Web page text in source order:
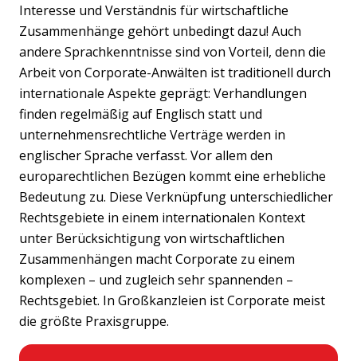
Interesse und Verständnis für wirtschaftliche
Zusammenhänge gehört unbedingt dazu! Auch
andere Sprachkenntnisse sind von Vorteil, denn die
Arbeit von Corporate-Anwälten ist traditionell durch
internationale Aspekte geprägt: Verhandlungen
finden regelmäßig auf Englisch statt und
unternehmensrechtliche Verträge werden in
englischer Sprache verfasst. Vor allem den
europarechtlichen Bezügen kommt eine erhebliche
Bedeutung zu. Diese Verknüpfung unterschiedlicher
Rechtsgebiete in einem internationalen Kontext
unter Berücksichtigung von wirtschaftlichen
Zusammenhängen macht Corporate zu einem
komplexen – und zugleich sehr spannenden –
Rechtsgebiet. In Großkanzleien ist Corporate meist
die größte Praxisgruppe.